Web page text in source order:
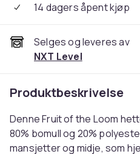
14 dagers åpent kjøp
Selges og leveres av
NXT Level
Produktbeskrivelse
Denne Fruit of the Loom
80% bomull og 20%
mansjetter og midje, som